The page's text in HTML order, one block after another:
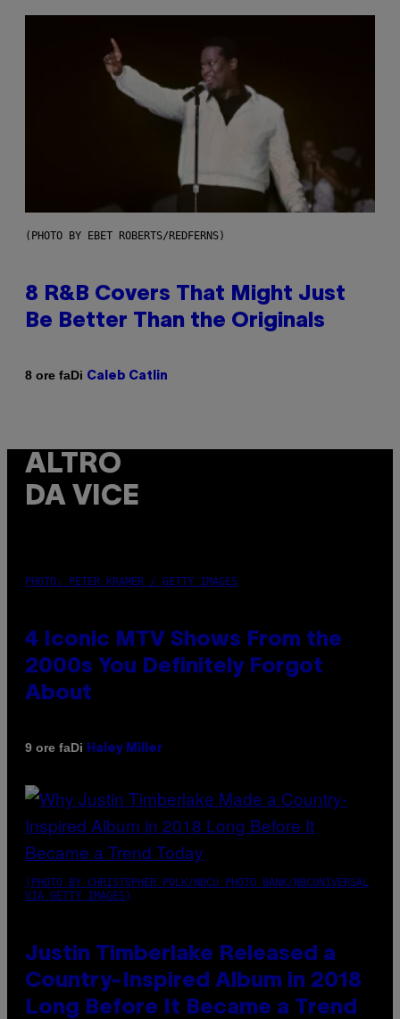
(PHOTO BY EBET ROBERTS/REDFERNS)
8 R&B Covers That Might Just
Be Better Than the Originals
8 ore faDi Caleb Catlin
ALTRO
DA VICE
PHOTO: PETER KRAMER / GETTY IMAGES
4 Iconic MTV Shows From the
2000s You Definitely Forgot
About
9 ore faDi Haley Miller
(PHOTO BY CHRISTOPHER POLK/NBCU PHOTO BANK/NBCUNIVERSAL
VIA GETTY IMAGES)
Justin Timberlake Released a
Country-Inspired Album in 2018
Long Before It Became a Trend